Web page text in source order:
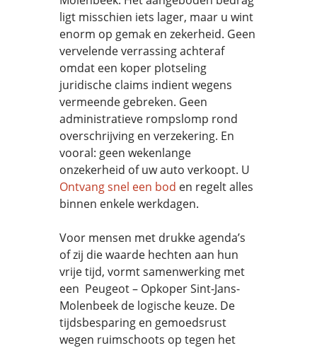
ligt misschien iets lager, maar u wint
enorm op gemak en zekerheid. Geen
vervelende verrassing achteraf
omdat een koper plotseling
juridische claims indient wegens
vermeende gebreken. Geen
administratieve rompslomp rond
overschrijving en verzekering. En
vooral: geen wekenlange
onzekerheid of uw auto verkoopt. U
Ontvang snel een bod en regelt alles
binnen enkele werkdagen.
Voor mensen met drukke agenda’s
of zij die waarde hechten aan hun
vrije tijd, vormt samenwerking met
een Peugeot – Opkoper Sint-Jans-
Molenbeek de logische keuze. De
tijdsbesparing en gemoedsrust
wegen ruimschoots op tegen het